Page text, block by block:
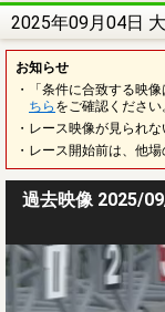
2025年09月04日
お知らせ
・「条件に合致する映
ちら をご確認ください
・レース映像が見られな
・レース開始前は、他
過去映像 2025/